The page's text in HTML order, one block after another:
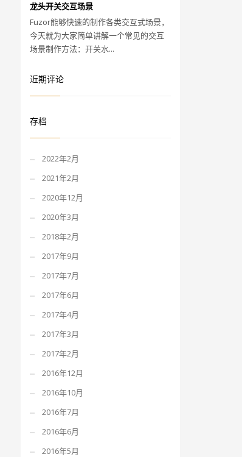
龙头开关交互场景
Fuzor能够快速的制作各类交互式场景，
今天就为大家简单讲解一个常见的交互
场景制作方法：开关水...
近期评论
存档
2022年2月
2021年2月
2020年12月
2020年3月
2018年2月
2017年9月
2017年7月
2017年6月
2017年4月
2017年3月
2017年2月
2016年12月
2016年10月
2016年7月
2016年6月
2016年5月